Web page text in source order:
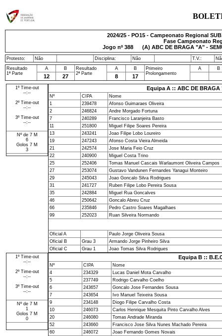
2024/25 - PO15 - Campeonato Regional
Fase Campeonato
Jogo nº 388(A) ABC DE BRAGA "A" -
Protesto: Não Disciplina: Não T.V.:
Resultado
1ª Parte
A B
Resultado
2ª Parte
A B
Primeiro
Prolongamento
A B
12 27 8 17
1º Time-out
--:--
2º Time-out
--:--
3º Time-out
--:--
Nº de 7 M
6
Golos 7 M
3
Equipa A :: ABC DE BRAGA
Nº CIPA
Nome
1
239478
Afonso Guimaraes Oliveira
2
246824
Andre Morgado Fortuna
7
240289
Francisco Laranjeira Basto
11
251800
Miguel Filipe Soares Pereira
13
243241
Joao Filipe Lobo Loureiro
19
247243
Afonso Costa Vieira Almeida
21
242574
Jose Maria Feio Cruz
22
240900
Miguel Costa Trino
25
252406
Tomas Manuel Cascais Warlaumont Oliveira Campos
27
253074
Gustavo Vandunen Fernandes Yanagui Monteiro
29
245043
Joao Goncalo Silva Rodrigues
31
241727
Ruben Filipe Lobo Pereira Sousa
35
242884
Miguel Rua Goncalves
46
250642
Goncalo Abreu Cruz
66
235846
Pedro Castro Soares Magalhaes
99
252023 Ruan Silveira Normando
Oficial A
Paulo Jorge Oliveira Sousa
Oficial B
Grau 3
Armando Jorge Pinheiro Silva
Oficial C
Grau 1
Joao Tomas Silva Rodrigues
1º Time-out
--:--
2º Time-out
--:--
3º Time-out
--:--
Nº de 7 M
1
Golos 7 M
0
Equipa B ::
Nº CIPA
Nome
4
234329
Lucas Daniel Mota Carvalho
5
237749
Rodrigo Carvalho Coelho
6
243657
Goncalo Jose Fernandes Sousa
7
243654
Ivo Manuel Teixeira Sousa
9
234148
Diogo Filipe Carvalho Costa
10
246073
Carlos Henrique Mesquita Pinto Carvalho Alves
20
246080
Tomas Andrade Miranda
52
243660
Francisco Jose Silva Nunes Machado Pereira
60
246072
Joao Fernando Gomes Novais